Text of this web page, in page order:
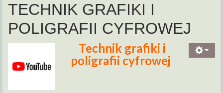
TECHNIK GRAFIKI I
POLIGRAFII CYFROWEJ
Technik grafiki i
poligrafii cyfrowej